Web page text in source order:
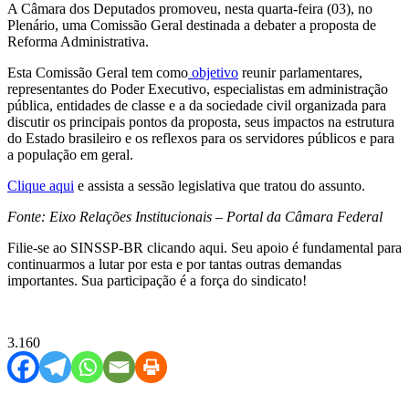
A Câmara dos Deputados promoveu, nesta quarta-feira (03), no
Plenário, uma Comissão Geral destinada a debater a proposta de
Reforma Administrativa.
Esta Comissão Geral tem como objetivo reunir parlamentares,
representantes do Poder Executivo, especialistas em administração
pública, entidades de classe e a da sociedade civil organizada para
discutir os principais pontos da proposta, seus impactos na estrutura
do Estado brasileiro e os reflexos para os servidores públicos e para
a população em geral.
Clique aqui e assista a sessão legislativa que tratou do assunto.
Fonte: Eixo Relações Institucionais – Portal da Câmara Federal
Filie-se ao SINSSP-BR clicando aqui. Seu apoio é fundamental para
continuarmos a lutar por esta e por tantas outras demandas
importantes. Sua participação é a força do sindicato!
3.160